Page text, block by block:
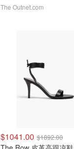
The Outnet.com
$1041.00 $1892.00